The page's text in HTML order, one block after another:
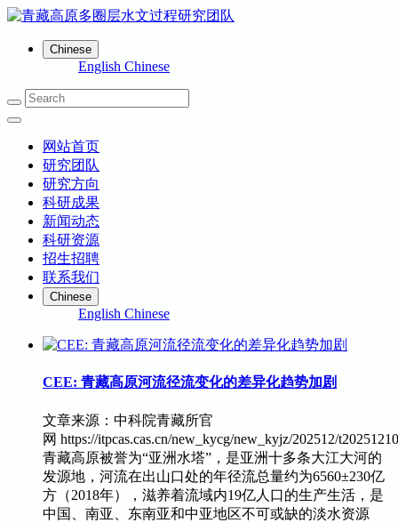
Chinese
English Chinese
网站首页
研究团队
研究方向
科研成果
新闻动态
科研资源
招生招聘
联系我们
Chinese
English Chinese
CEE: 青藏高原河流径流变化的差异化趋势加剧
文章来源：中科院青藏所官
网 https://itpcas.cas.cn/new_kycg/new_kyjz/202512/
青藏高原被誉为“亚洲水塔”，是亚洲十多条大江大河的
发源地，河流在出山口处的年径流总量约为6560±230亿
方（2018年），滋养着流域内19亿人口的生产生活，是
中国、南亚、东南亚和中亚地区不可或缺的淡水资源